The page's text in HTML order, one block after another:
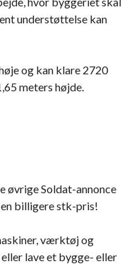
understøttelse kan
og kan klare 2720
meters højde.
øvrige Soldat-annonce
billigere stk-pris!
værktøj og
lave et bygge- eller